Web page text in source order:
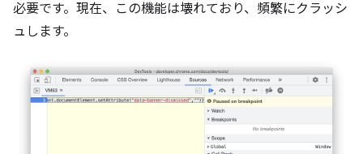
必要です。現在、この機能は壊れており、頻繁にクラッシ
ュします。